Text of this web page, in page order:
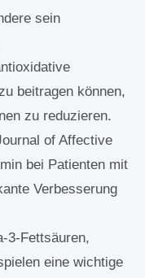
sein
beitragen können,
zu reduzieren.
of Affective
bei Patienten mit
Verbesserung
3-Fettsäuren,
eine wichtige